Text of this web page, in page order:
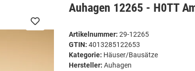
Auhagen 12265 - H0TT
Artikelnummer: 29-12265
GTIN: 4013285122653
Kategorie: Häuser/Bausätze
Hersteller: Auhagen